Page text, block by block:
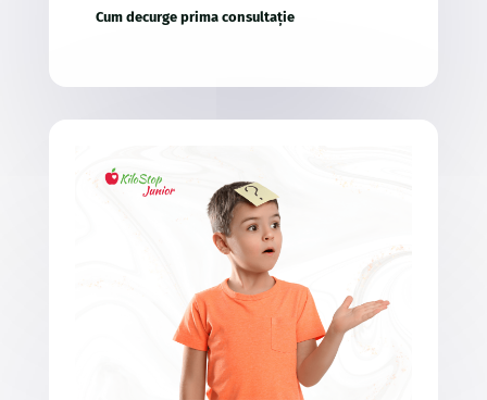
Cum decurge prima consultație